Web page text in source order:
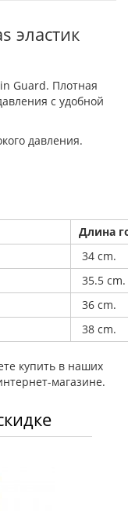
эластик
Guard. Плотная
с удобной
давления.
Длина
34 cm.
35.5 cm.
36 cm.
38 cm.
купить в наших
магазине.